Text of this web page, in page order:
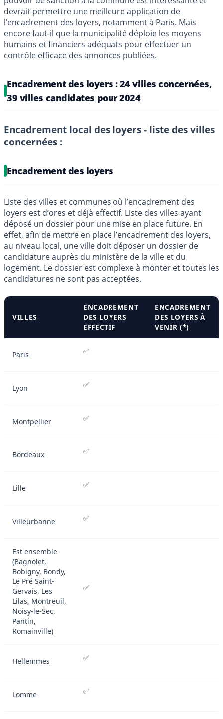
devrait permettre une meilleure application de
l’encadrement des loyers, notamment à Paris. Mais
encore faut-il que la municipalité déploie les moyens
humains et financiers adéquats pour effectuer un
contrôle efficace des annonces publiées.
Encadrement des loyers : 24 villes concernées,
39 villes candidates pour 2024
Encadrement local des loyers - liste des villes
concernées :
Encadrement des loyers
Liste des villes et communes où l’encadrement des
loyers est d’ores et déjà effectif. Liste des villes ayant
déposé un dossier pour une mise en place future. En
effet, afin de mettre en place l’encadrement des loyers,
au niveau local, une ville doit déposer un dossier de
candidature auprès du ministère de la ville et du
logement. Le dossier est complexe à monter et toutes les
candidatures ne sont pas acceptées.
VILLES
ENCADREMENT
DES LOYERS
EFFECTIF
ENCADREMENT
DES LOYERS À
VENIR (*)
Paris ✅
Lyon ✅
Montpellier ✅
Bordeaux ✅
Lille ✅
Villeurbanne ✅
Est ensemble
(Bagnolet,
Bobigny, Bondy,
Le Pré Saint-
Gervais, Les
Lilas, Montreuil,
Noisy-le-Sec,
Pantin,
Romainville)
✅
Hellemmes ✅
Lomme ✅